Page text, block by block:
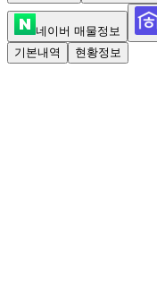
네이버 매물정보
기본내역
현황정보